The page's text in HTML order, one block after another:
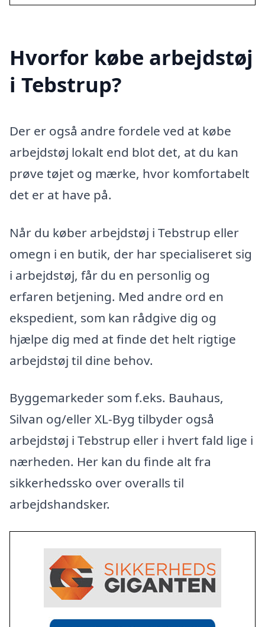
Hvorfor købe arbejdstøj
i Tebstrup?
Der er også andre fordele ved at købe
arbejdstøj lokalt end blot det, at du kan
prøve tøjet og mærke, hvor komfortabelt
det er at have på.
Når du køber arbejdstøj i Tebstrup eller
omegn i en butik, der har specialiseret sig
i arbejdstøj, får du en personlig og
erfaren betjening. Med andre ord en
ekspedient, som kan rådgive dig og
hjælpe dig med at finde det helt rigtige
arbejdstøj til dine behov.
Byggemarkeder som f.eks. Bauhaus,
Silvan og/eller XL-Byg tilbyder også
arbejdstøj i Tebstrup eller i hvert fald lige i
nærheden. Her kan du finde alt fra
sikkerhedssko over overalls til
arbejdshandsker.